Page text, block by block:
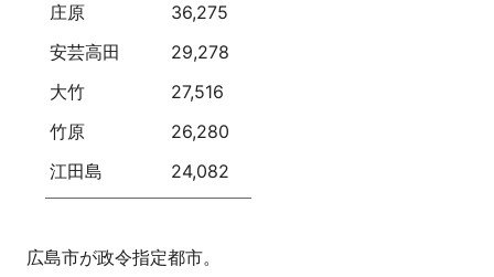
庄原
36,275
安芸高田
29,278
大竹
27,516
竹原
26,280
江田島
24,082
広島市が政令指定都市。